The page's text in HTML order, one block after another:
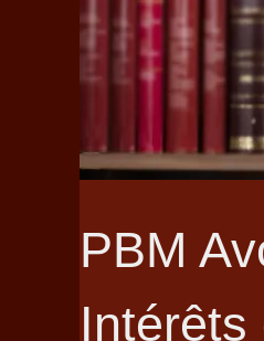
PBM
Intérêts